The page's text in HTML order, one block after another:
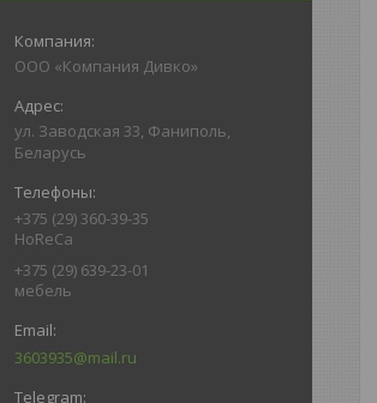
ООО «Компания Дивко»
ул. Заводская 33, Фаниполь,
Беларусь
+375 (29) 360-39-35
HoReCa
+375 (29) 639-23-01
мебель
3603935@mail.ru